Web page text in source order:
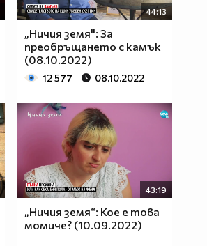
44:13
„Ничия земя": За
преобръщането с камък
(08.10.2022)
12 577 08.10.2022
43:19
„Ничия земя“: Кое е това
момиче? (10.09.2022)